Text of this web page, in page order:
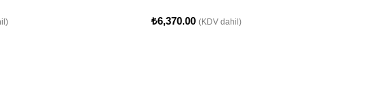
₺6,370.00 (KDV dahil)